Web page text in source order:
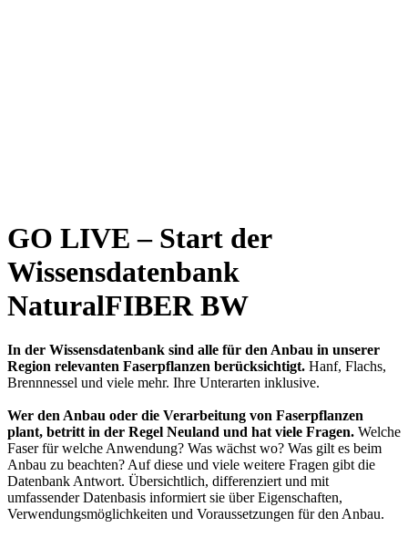
GO LIVE – Start der
Wissensdatenbank
NaturalFIBER BW
In der Wissensdatenbank sind alle für den Anbau in unserer
Region relevanten Faserpflanzen berücksichtigt. Hanf, Flachs,
Brennnessel und viele mehr. Ihre Unterarten inklusive.
Wer den Anbau oder die Verarbeitung von Faserpflanzen
plant, betritt in der Regel Neuland und hat viele Fragen. Welche
Faser für welche Anwendung? Was wächst wo? Was gilt es beim
Anbau zu beachten? Auf diese und viele weitere Fragen gibt die
Datenbank Antwort. Übersichtlich, differenziert und mit
umfassender Datenbasis informiert sie über Eigenschaften,
Verwendungsmöglichkeiten und Voraussetzungen für den Anbau.